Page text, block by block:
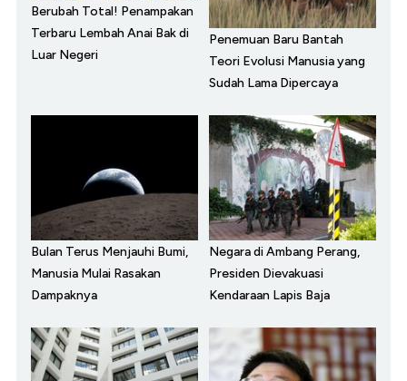
Berubah Total! Penampakan
Terbaru Lembah Anai Bak di
Luar Negeri
Penemuan Baru Bantah
Teori Evolusi Manusia yang
Sudah Lama Dipercaya
Bulan Terus Menjauhi Bumi,
Manusia Mulai Rasakan
Dampaknya
Negara di Ambang Perang,
Presiden Dievakuasi
Kendaraan Lapis Baja